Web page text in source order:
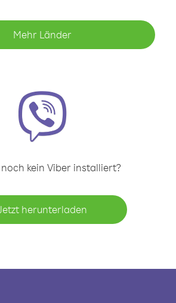
Mehr Länder
kein Viber installiert?
herunterladen